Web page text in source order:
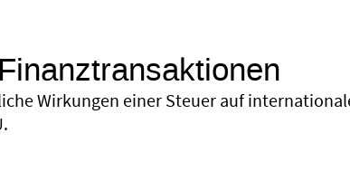
Wirkungen einer Steuer auf